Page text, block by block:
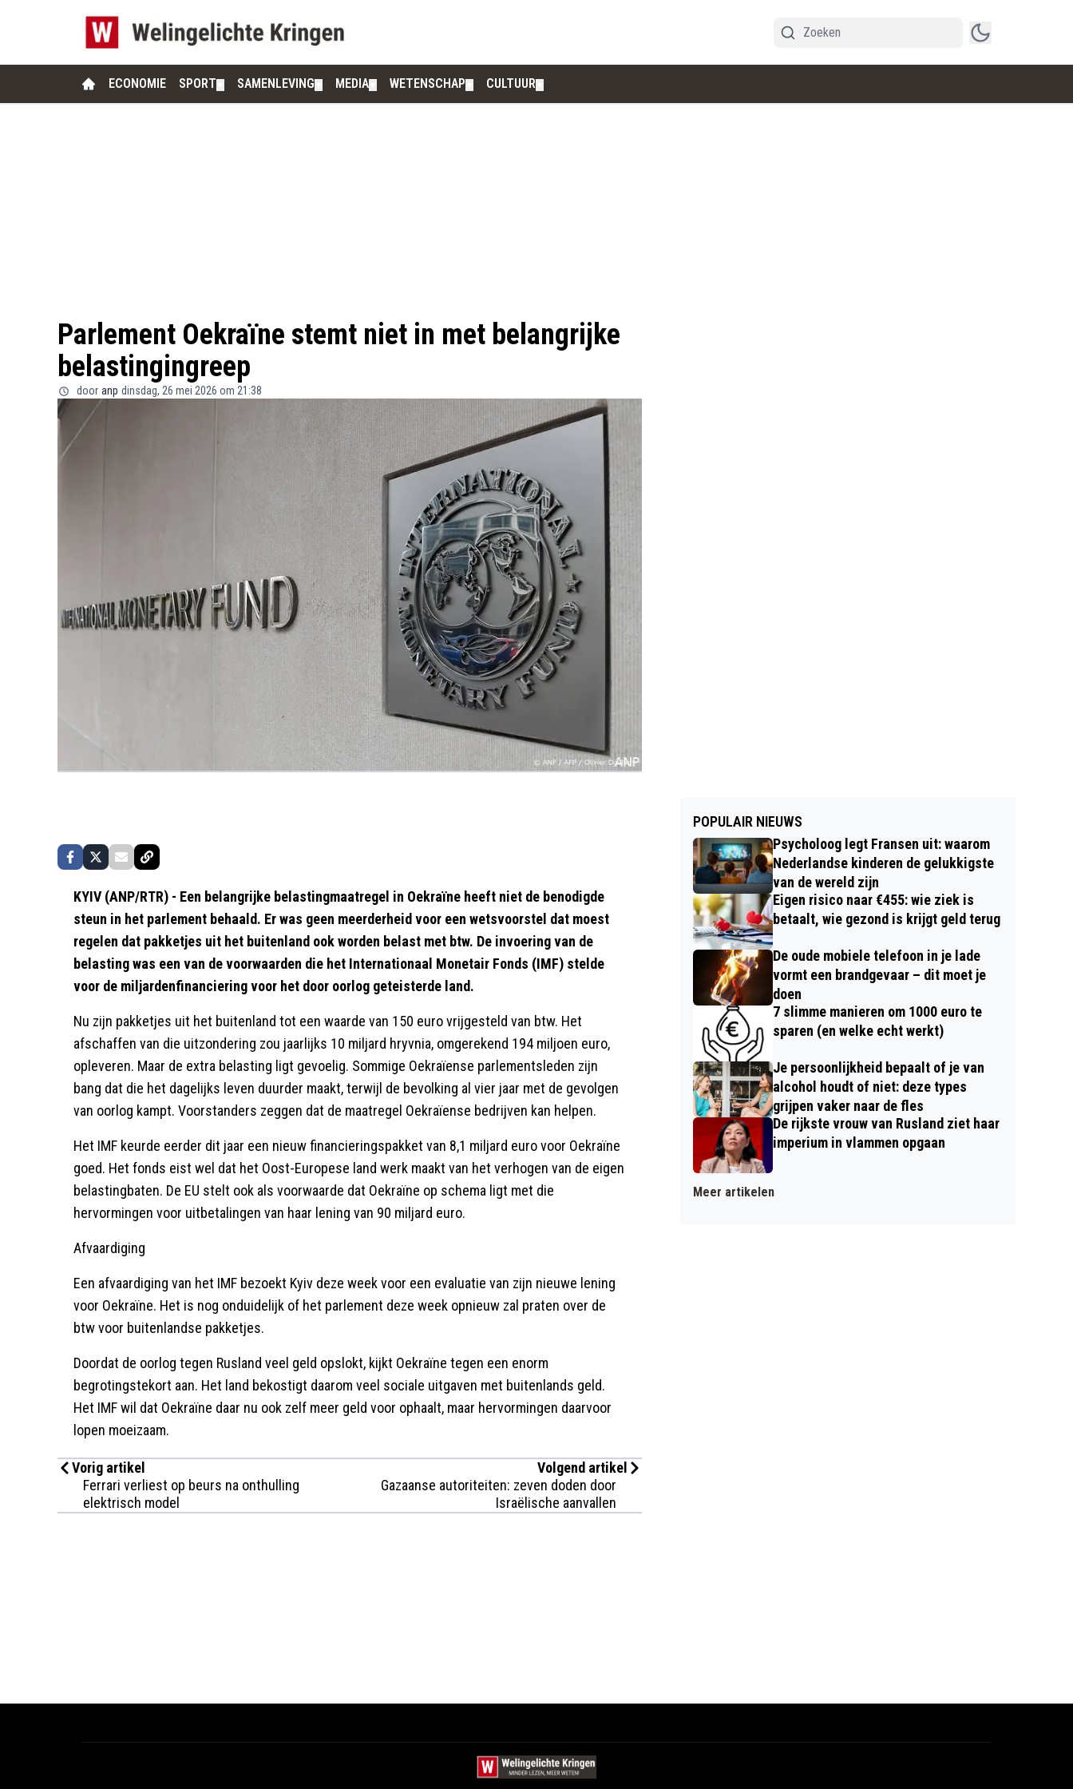
ECONOMIE SPORT SAMENLEVING MEDIA WETENSCHAP CULTUUR
Parlement Oekraïne stemt niet in met belangrijke
belastingingreep
door anp dinsdag, 26 mei 2026 om 21:38
KYIV (ANP/RTR) - Een belangrijke belastingmaatregel in Oekraïne heeft niet de benodigde
steun in het parlement behaald. Er was geen meerderheid voor een wetsvoorstel dat moest
regelen dat pakketjes uit het buitenland ook worden belast met btw. De invoering van de
belasting was een van de voorwaarden die het Internationaal Monetair Fonds (IMF) stelde
voor de miljardenfinanciering voor het door oorlog geteisterde land.
Nu zijn pakketjes uit het buitenland tot een waarde van 150 euro vrijgesteld van btw. Het
afschaffen van die uitzondering zou jaarlijks 10 miljard hryvnia, omgerekend 194 miljoen euro,
opleveren. Maar de extra belasting ligt gevoelig. Sommige Oekraïense parlementsleden zijn
bang dat die het dagelijks leven duurder maakt, terwijl de bevolking al vier jaar met de gevolgen
van oorlog kampt. Voorstanders zeggen dat de maatregel Oekraïense bedrijven kan helpen.
Het IMF keurde eerder dit jaar een nieuw financieringspakket van 8,1 miljard euro voor Oekraïne
goed. Het fonds eist wel dat het Oost-Europese land werk maakt van het verhogen van de eigen
belastingbaten. De EU stelt ook als voorwaarde dat Oekraïne op schema ligt met die
hervormingen voor uitbetalingen van haar lening van 90 miljard euro.
Afvaardiging
Een afvaardiging van het IMF bezoekt Kyiv deze week voor een evaluatie van zijn nieuwe lening
voor Oekraïne. Het is nog onduidelijk of het parlement deze week opnieuw zal praten over de
btw voor buitenlandse pakketjes.
Doordat de oorlog tegen Rusland veel geld opslokt, kijkt Oekraïne tegen een enorm
begrotingstekort aan. Het land bekostigt daarom veel sociale uitgaven met buitenlands geld.
Het IMF wil dat Oekraïne daar nu ook zelf meer geld voor ophaalt, maar hervormingen daarvoor
lopen moeizaam.
Vorig artikel
Ferrari verliest op beurs na onthulling
elektrisch model
Volgend artikel
Gazaanse autoriteiten: zeven doden door
Israëlische aanvallen
POPULAIR NIEUWS
Psycholoog legt Fransen uit: waarom
Nederlandse kinderen de gelukkigste
van de wereld zijn
Eigen risico naar €455: wie ziek is
betaalt, wie gezond is krijgt geld terug
De oude mobiele telefoon in je lade
vormt een brandgevaar – dit moet je
doen
7 slimme manieren om 1000 euro te
sparen (en welke echt werkt)
Je persoonlijkheid bepaalt of je van
alcohol houdt of niet: deze types
grijpen vaker naar de fles
De rijkste vrouw van Rusland ziet haar
imperium in vlammen opgaan
Meer artikelen